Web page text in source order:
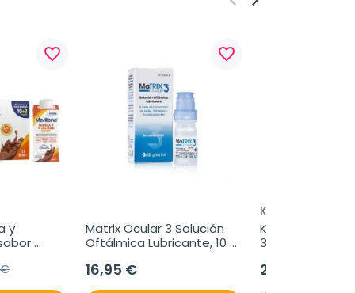
favorite_border
y
€
favorite_border
Matrix Ocular 3 Solución
Oftálmica Lubricante, 10
16,95 €
KONCARE
Koncare
30 cápsulas,
23,80 €